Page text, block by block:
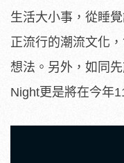
生活大小事，從睡
正流行的潮流文化
想法。另外，如同
Night更是將在今年